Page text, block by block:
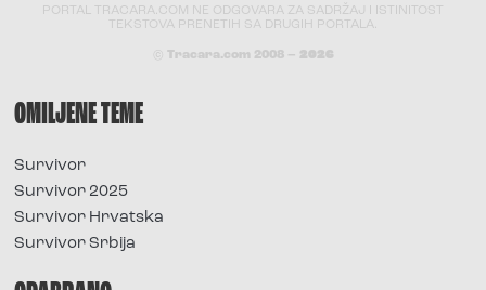
PORTAL TRACARA.COM NE ODGOVARA ZA SADRŽAJ I ISTINITOST
TEKSTOVA PRENETIH SA DRUGIH PORTALA.
© Tracara.com 2008 – 2026
OMILJENE TEME
Survivor
Survivor 2025
Survivor Hrvatska
Survivor Srbija